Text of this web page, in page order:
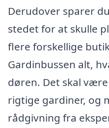
Derudover sparer
stedet for at skulle
flere forskellige
Gardinbussen alt,
døren. Det skal
rigtige gardiner, og
rådgivning fra